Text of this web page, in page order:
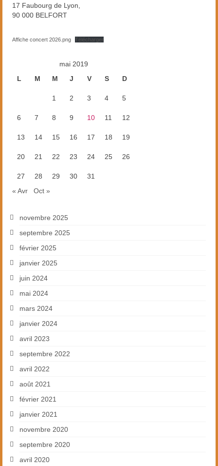
17 Faubourg de Lyon,
90 000 BELFORT
Affiche concert 2026.png Télécharger
mai 2019
L
M M J V S D
1 2 3 4 5
6 7 8 9 10 11 12
13 14 15 16 17 18 19
20 21 22 23 24 25 26
27 28 29 30
31
« Avr
Oct »
novembre 2025
septembre 2025
février 2025
janvier 2025
juin 2024
mai 2024
mars 2024
janvier 2024
avril 2023
septembre 2022
avril 2022
août 2021
février 2021
janvier 2021
novembre 2020
septembre 2020
avril 2020